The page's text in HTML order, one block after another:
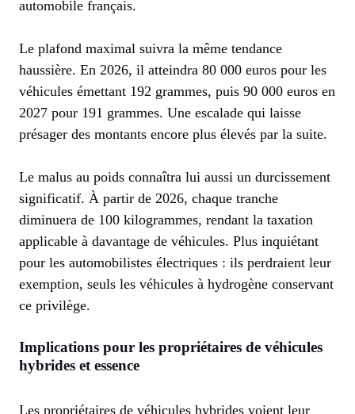
automobile français.
Le plafond maximal suivra la même tendance
haussière. En 2026, il atteindra 80 000 euros pour les
véhicules émettant 192 grammes, puis 90 000 euros en
2027 pour 191 grammes. Une escalade qui laisse
présager des montants encore plus élevés par la suite.
Le malus au poids connaîtra lui aussi un durcissement
significatif. À partir de 2026, chaque tranche
diminuera de 100 kilogrammes, rendant la taxation
applicable à davantage de véhicules. Plus inquiétant
pour les automobilistes électriques : ils perdraient leur
exemption, seuls les véhicules à hydrogène conservant
ce privilège.
Implications pour les propriétaires de véhicules
hybrides et essence
Les propriétaires de véhicules hybrides voient leur